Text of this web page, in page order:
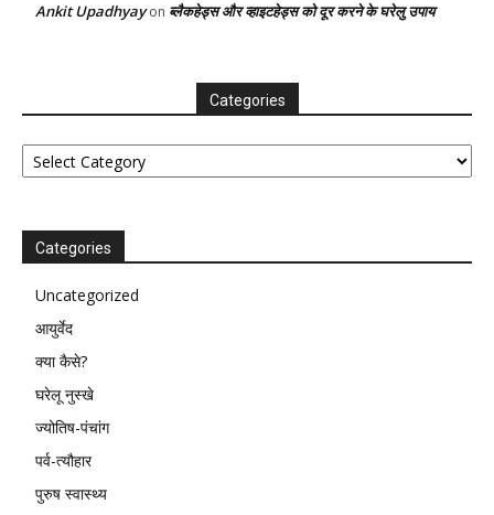
Ankit Upadhyayon ब्लैकहेड्स और व्हाइटहेड्स को दूर करने के घरेलु उपाय
Categories
Categories
Categories
Uncategorized
आयुर्वेद
क्या कैसे?
घरेलू नुस्खे
ज्योतिष-पंचांग
पर्व-त्यौहार
पुरुष स्वास्थ्य